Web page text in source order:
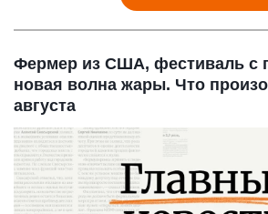
Фермер из США, фестиваль с
новая волна жары. Что
августа